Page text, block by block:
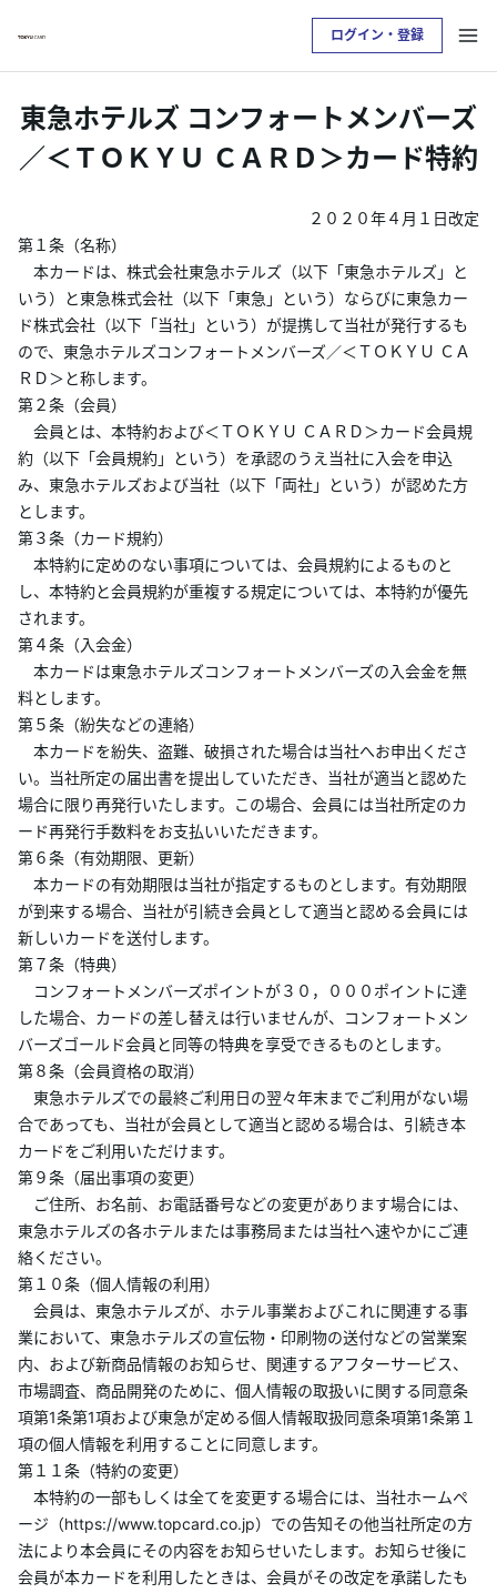
ログイン・登録
お支払い明細を確認したい方は
クレジットサービスへログインが必要です
トップ
カードをつくる
TOKYU POINTについて
便利なサービス
あんしんサポート
キャンペーン
よくあるご質問・お問合せ
サイト内検索
東急ホテルズ コンフォートメンバーズ
／＜ＴＯＫＹＵ ＣＡＲＤ＞カード特約
２０２０年４月１日改定
第１条（名称）
本カードは、株式会社東急ホテルズ（以下「東急ホテルズ」と
いう）と東急株式会社（以下「東急」という）ならびに東急カー
ド株式会社（以下「当社」という）が提携して当社が発行するも
ので、東急ホテルズコンフォートメンバーズ／＜ＴＯＫＹＵ ＣＡ
ＲＤ＞と称します。
第２条（会員）
会員とは、本特約および＜ＴＯＫＹＵ ＣＡＲＤ＞カード会員規
約（以下「会員規約」という）を承認のうえ当社に入会を申込
み、東急ホテルズおよび当社（以下「両社」という）が認めた方
とします。
第３条（カード規約）
本特約に定めのない事項については、会員規約によるものと
し、本特約と会員規約が重複する規定については、本特約が優先
されます。
第４条（入会金）
本カードは東急ホテルズコンフォートメンバーズの入会金を無
料とします。
第５条（紛失などの連絡）
本カードを紛失、盗難、破損された場合は当社へお申出くださ
い。当社所定の届出書を提出していただき、当社が適当と認めた
場合に限り再発行いたします。この場合、会員には当社所定のカ
ード再発行手数料をお支払いいただきます。
第６条（有効期限、更新）
本カードの有効期限は当社が指定するものとします。有効期限
が到来する場合、当社が引続き会員として適当と認める会員には
新しいカードを送付します。
第７条（特典）
コンフォートメンバーズポイントが３０，０００ポイントに達
した場合、カードの差し替えは行いませんが、コンフォートメン
バーズゴールド会員と同等の特典を享受できるものとします。
第８条（会員資格の取消）
東急ホテルズでの最終ご利用日の翌々年末までご利用がない場
合であっても、当社が会員として適当と認める場合は、引続き本
カードをご利用いただけます。
第９条（届出事項の変更）
ご住所、お名前、お電話番号などの変更があります場合には、
東急ホテルズの各ホテルまたは事務局または当社へ速やかにご連
絡ください。
第１０条（個人情報の利用）
会員は、東急ホテルズが、ホテル事業およびこれに関連する事
業において、東急ホテルズの宣伝物・印刷物の送付などの営業案
内、および新商品情報のお知らせ、関連するアフターサービス、
市場調査、商品開発のために、個人情報の取扱いに関する同意条
項第1条第1項および東急が定める個人情報取扱同意条項第1条第１
項の個人情報を利用することに同意します。
第１１条（特約の変更）
本特約の一部もしくは全てを変更する場合には、当社ホームペ
ージ（https://www.topcard.co.jp）での告知その他当社所定の方
法により本会員にその内容をお知らせいたします。お知らせ後に
会員が本カードを利用したときは、会員がその改定を承諾したも